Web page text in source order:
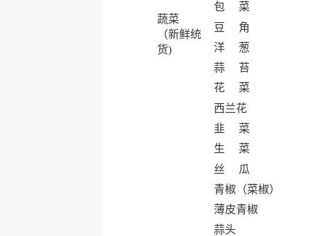
蔬菜
（新鲜统
货)
包 菜
豆 角
洋 葱
蒜 苔
花 菜
西兰花
韭 菜
生 菜
丝 瓜
青椒（菜椒）
薄皮青椒
蒜头